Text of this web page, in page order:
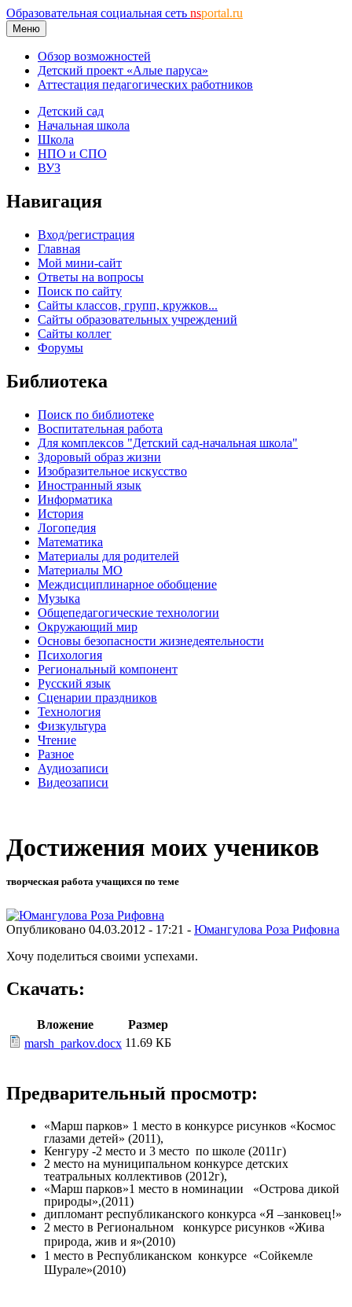
Образовательная социальная сеть nsportal.ru
Меню
Обзор возможностей
Детский проект «Алые паруса»
Аттестация педагогических работников
Детский сад
Начальная школа
Школа
НПО и СПО
ВУЗ
Навигация
Вход/регистрация
Главная
Мой мини-сайт
Ответы на вопросы
Поиск по сайту
Сайты классов, групп, кружков...
Сайты образовательных учреждений
Сайты коллег
Форумы
Библиотека
Поиск по библиотеке
Воспитательная работа
Для комплексов "Детский сад-начальная школа"
Здоровый образ жизни
Изобразительное искусство
Иностранный язык
Информатика
История
Логопедия
Математика
Материалы для родителей
Материалы МО
Междисциплинарное обобщение
Музыка
Общепедагогические технологии
Окружающий мир
Основы безопасности жизнедеятельности
Психология
Региональный компонент
Русский язык
Сценарии праздников
Технология
Физкультура
Чтение
Разное
Аудиозаписи
Видеозаписи
Достижения моих учеников
творческая работа учащихся по теме
Опубликовано 04.03.2012 - 17:21 - Юмангулова Роза Рифовна
Хочу поделиться своими успехами.
Скачать:
Вложение
Размер
marsh_parkov.docx 11.69 КБ
Предварительный просмотр:
«Марш парков» 1 место в конкурсе рисунков «Космос
глазами детей» (2011),
Кенгуру -2 место и 3 место по школе (2011г)
2 место на муниципальном конкурсе детских
театральных коллективов (2012г),
«Марш парков»1 место в номинации «Острова дикой
природы»,(2011)
дипломант республиканского конкурса «Я –занковец!»
2 место в Региональном конкурсе рисунков «Жива
природа, жив и я»(2010)
1 место в Республиканском конкурсе «Сойкемле
Шурале»(2010)